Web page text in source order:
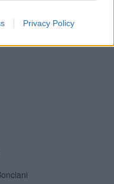
Privacy Policy
posta.